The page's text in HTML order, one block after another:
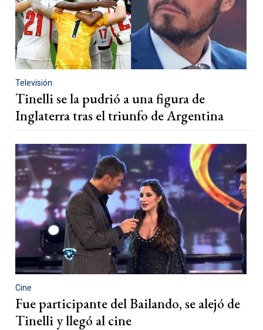
Televisión
Tinelli se la pudrió a una figura de
Inglaterra tras el triunfo de Argentina
Cine
Fue participante del Bailando, se alejó de
Tinelli y llegó al cine